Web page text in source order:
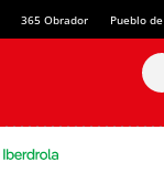
365 Obrador Pueblo